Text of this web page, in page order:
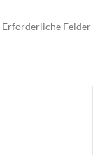
Erforderliche Felder